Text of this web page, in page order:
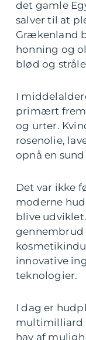
det gamle
salver til at
Grækenland
honning og
blød og
I
primært
og urter.
rosenolie,
opnå en
Det var ikke
moderne
blive
innovative
teknologier.
I dag er
multimilliard
hav af